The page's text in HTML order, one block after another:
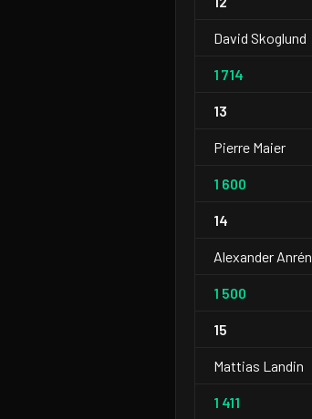
David Skoglund
1 714
13
Pierre Maier
1 600
14
Alexander Anrén
1 500
15
Mattias Landin
1 411